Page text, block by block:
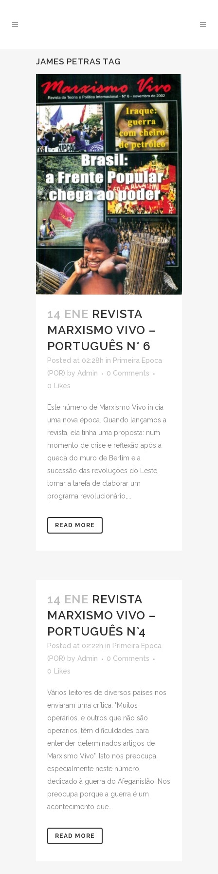
JAMES PETRAS TAG
14 ENE REVISTA
MARXISMO VIVO –
PORTUGUÊS N° 6
Posted at 02:28h in Primeira Epoca
(POR) by Admin
0 Comments
0
Likes
Este número de Marxismo Vivo inicia
uma nova época. Quando lançamos a
revista, ela tinha uma proposta: num
momento de crise e reflexão após a
queda do muro de Berlim e a
sucessão das revoluções do Leste,
tomar a tarefa de claborar um
programa revolucionário,...
READ MORE
14 ENE REVISTA
MARXISMO VIVO –
PORTUGUÊS N°4
Posted at 02:22h in Primeira Epoca
(POR) by Admin
0 Comments
0
Likes
Vários leitores de diversos países nos
enviaram uma crítica: "Muitos
operários, e outros que não são
operários, têm dificuldades para
entender determinados artigos de
Marxismo Vivo". Isto nos preocupa,
especialmente neste número,
dedicado à guerra do Afeganistão. Nos
preocupa porque a guerra é um
acontecimento que...
READ MORE